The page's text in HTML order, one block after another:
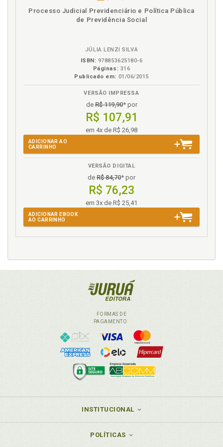
preliminares, p. 103
Entidades fechadas. Previdência complementar, p.
Entrega. Arquitetura previdenciária final (modelo de
Especialidades. Parte II, p. 51
Espelho previdenciário. O CNIS como espelho
previdenciário, p. 57
Estratégias contributivas por perfil, p. 83
Estratégias de uso futuro, renda e proteção contra o
risco de longevidade, p. 142
Estrutura. As quatro alternativas da previdência:
estrutura, natureza e finalidade, p. 43
Explorando as alternativas de benefício, p. 71
Finalidade real do encontro entre cliente e
planejador, p. 38
43
Formação da reserva previdenciária de longo prazo,
Função da previdência complementar. A função da
Prev, p. 126
Funciona. A matriz 4x4: como funciona e como se
Fundamentos do Método 4x4 Prev. Os seis
fundamentos, p. 22
Fundamentos. Parte I, p. 17
G
Gestão de riscos pessoais e familiares, p. 164
disponível
em
Disponível
páginas
Processo Judicial Previdenciário e Política Pública
de Previdência Social
JÚLIA LENZI SILVA
ISBN: 978853625180-6
Páginas: 316
Publicado em: 01/06/2015
VERSÃO IMPRESSA
deR$ 119,90* por
R$ 107,91
em 4x de R$ 26,98
ADICIONAR AO
CARRINHO
VERSÃO DIGITAL
de R$ 84,70* por
R$ 76,23
em 3x de R$ 25,41
ADICIONAR EBOOK
AO CARRINHO
FORMAS DE
PAGAMENTO
INSTITUCIONAL
POLÍTICAS